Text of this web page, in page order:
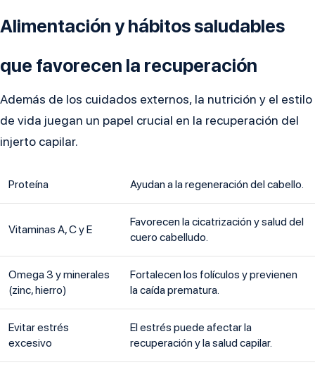
Alimentación y hábitos saludables
que favorecen la recuperación
Además de los cuidados externos, la nutrición y el estilo
de vida juegan un papel crucial en la recuperación del
injerto capilar.
Proteína Ayudan a la regeneración del cabello.
Vitaminas A, C y E
Favorecen la cicatrización y salud del
cuero cabelludo.
Omega 3 y minerales
(zinc, hierro)
Fortalecen los folículos y previenen
la caída prematura.
Evitar estrés
excesivo
El estrés puede afectar la
recuperación y la salud capilar.